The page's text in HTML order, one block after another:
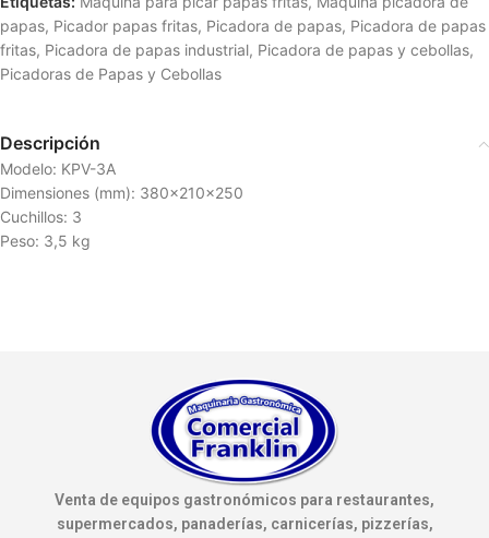
papas, Picador papas fritas, Picadora de papas, Picadora de papas
fritas, Picadora de papas industrial, Picadora de papas y cebollas,
Picadoras de Papas y Cebollas
Descripción
Modelo: KPV-3A
Dimensiones (mm): 380x210x250
Cuchillos: 3
Peso: 3,5 kg
Venta de equipos gastronómicos para restaurantes,
supermercados, panaderías, carnicerías, pizzerías,